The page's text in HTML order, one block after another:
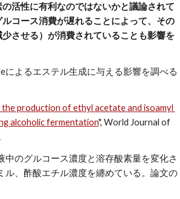
活性に有利なのではないかと議論されて
コース消費が遅れることによって、その
させる）が消費されていることも影響を
によるエステル生成に与える影響を調べる
production of ethyl acetate and isoamyl
alcoholic fermentation", World Journal of
中のグルコース濃度と溶存酸素量を変化さ
ル、酢酸エチル濃度を纏めている。論文の